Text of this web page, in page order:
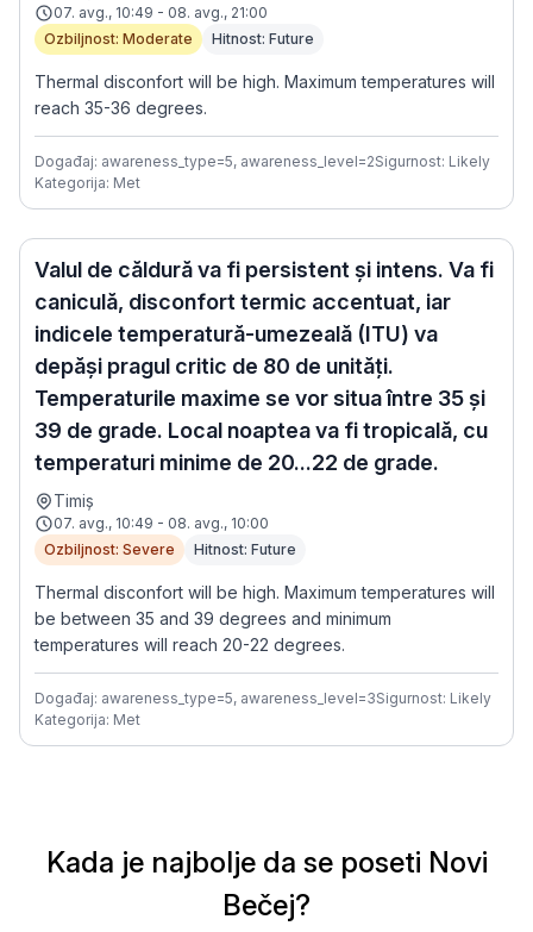
07. avg., 10:49 - 08. avg., 21:00
Ozbiljnost: Moderate
Hitnost: Future
Thermal disconfort will be high. Maximum temperatures will
reach 35-36 degrees.
Događaj: awareness_type=5, awareness_level=2Sigurnost: Likely
Kategorija: Met
Valul de căldură va fi persistent și intens. Va fi
caniculă, disconfort termic accentuat, iar
indicele temperatură-umezeală (ITU) va
depăși pragul critic de 80 de unități.
Temperaturile maxime se vor situa între 35 și
39 de grade. Local noaptea va fi tropicală, cu
temperaturi minime de 20...22 de grade.
Timiș
07. avg., 10:49 - 08. avg., 10:00
Ozbiljnost: Severe
Hitnost: Future
Thermal disconfort will be high. Maximum temperatures will
be between 35 and 39 degrees and minimum
temperatures will reach 20-22 degrees.
Događaj: awareness_type=5, awareness_level=3Sigurnost: Likely
Kategorija: Met
Kada je najbolje da se poseti Novi
Bečej?